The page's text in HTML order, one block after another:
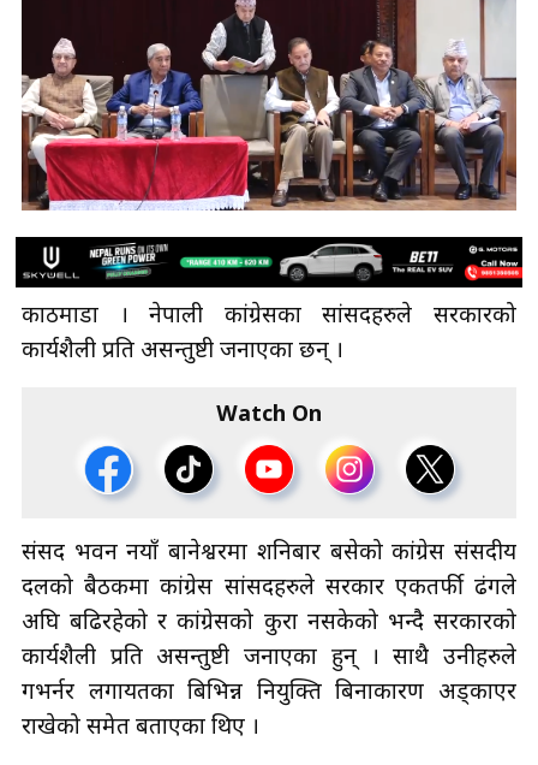
काठमाडौँ । नेपाली कांग्रेसका सांसदहरुले सरकारको
कार्यशैली प्रति असन्तुष्टी जनाएका छन् ।
Watch On
संसद भवन नयाँ बानेश्वरमा शनिबार बसेको कांग्रेस संसदीय
दलको बैठकमा कांग्रेस सांसदहरुले सरकार एकतर्फी ढंगले
अघि बढिरहेको र कांग्रेसको कुरा नसकेको भन्दै सरकारको
कार्यशैली प्रति असन्तुष्टी जनाएका हुन् । साथै उनीहरुले
गभर्नर लगायतका बिभिन्न नियुक्ति बिनाकारण अड्काएर
राखेको समेत बताएका थिए ।